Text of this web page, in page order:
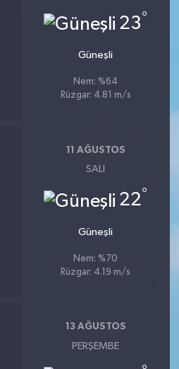
23°
Güneşli
Nem: %64
Rüzgar: 4.81 m/s
11 AĞUSTOS
SALI
22°
Güneşli
Nem: %70
Rüzgar: 4.19 m/s
13 AĞUSTOS
PERŞEMBE